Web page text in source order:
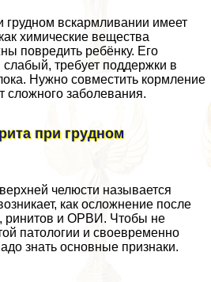
грудном вскармливании имеет
химические вещества
повредить ребёнку. Его
требует поддержки в
Нужно совместить кормление
сложного заболевания.
при грудном
челюсти называется
как осложнение после
ринитов и ОРВИ. Чтобы не
патологии и своевременно
знать основные признаки.